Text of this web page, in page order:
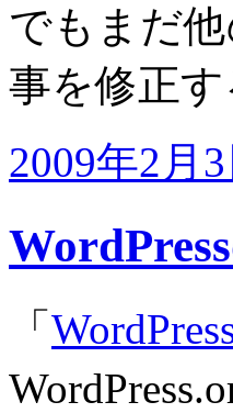
でもまだ
事を修正
2009年2月3
「